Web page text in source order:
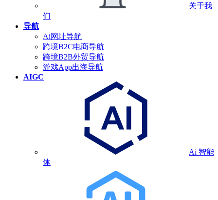
关于我
们
导航
Ai网址导航
跨境B2C电商导航
跨境B2B外贸导航
游戏App出海导航
AIGC
Ai 智能
体